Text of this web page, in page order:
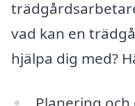
vad kan en
hjälpa dig med?